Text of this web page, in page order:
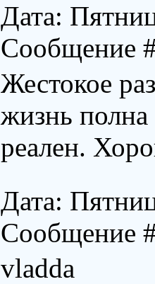
Дата:
Сообщение
Жестокое
жизнь полна
реален.
Дата:
Сообщение
vladda